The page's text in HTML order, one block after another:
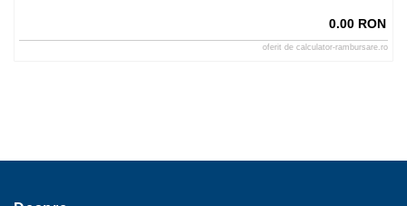
0.00 RON
oferit decalculator-rambursare.ro